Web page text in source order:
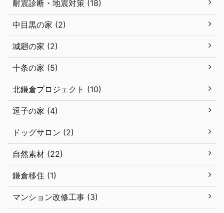
耐震診断・地震対策 (18)
中目黒の家 (2)
城廻の家 (2)
十条の家 (5)
北鎌倉プロジェクト (10)
逗子の家 (4)
ドッグサロン (2)
自然素材 (22)
鎌倉移住 (1)
マンション改修工事 (3)